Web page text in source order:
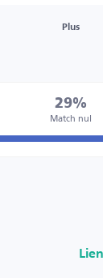
Plus
29%
Match nul